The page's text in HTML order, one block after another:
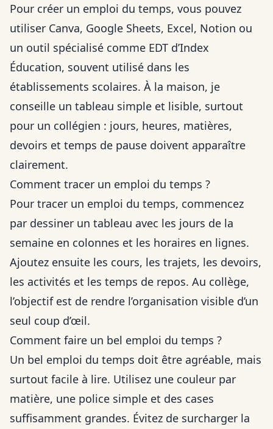
Pour créer un emploi du temps, vous pouvez
utiliser Canva, Google Sheets, Excel, Notion ou
un outil spécialisé comme EDT d’Index
Éducation, souvent utilisé dans les
établissements scolaires. À la maison, je
conseille un tableau simple et lisible, surtout
pour un collégien : jours, heures, matières,
devoirs et temps de pause doivent apparaître
clairement.
Comment tracer un emploi du temps ?
Pour tracer un emploi du temps, commencez
par dessiner un tableau avec les jours de la
semaine en colonnes et les horaires en lignes.
Ajoutez ensuite les cours, les trajets, les devoirs,
les activités et les temps de repos. Au collège,
l’objectif est de rendre l’organisation visible d’un
seul coup d’œil.
Comment faire un bel emploi du temps ?
Un bel emploi du temps doit être agréable, mais
surtout facile à lire. Utilisez une couleur par
matière, une police simple et des cases
suffisamment grandes. Évitez de surcharger la